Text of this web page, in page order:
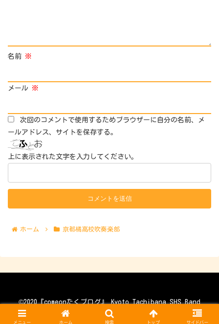
名前 ※
メール ※
次回のコメントで使用するためブラウザーに自分の名前、メ
ールアドレス、サイトを保存する。
上に表示された文字を入力してください。
ホーム 京都橘高校吹奏楽部
©2020『comeonたくブログ』 Kyoto Tachibana SHS Band
Unofficial Fan Blog
メニュー ホーム 検索 トップ サイドバー